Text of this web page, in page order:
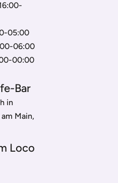
05:00
06:00
00:00
Bar
in
Main,
Loco